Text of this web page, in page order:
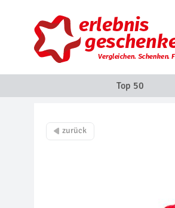
Top 50